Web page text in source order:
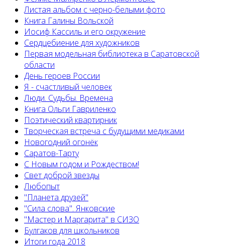
Листая альбом с черно-белыми фото
Книга Галины Вольской
Иосиф Кассиль и его окружение
Сердцебиение для художников
Первая модельная библиотека в Саратовской
области
День героев России
Я - счастливый человек
Люди. Судьбы. Времена
Книга Ольги Гавриленко
Поэтический квартирник
Творческая встреча с будущими медиками
Новогодний огонёк
Саратов-Тарту
С Новым годом и Рождеством!
Свет доброй звезды
Любопыт
"Планета друзей"
"Сила слова". Янковские
"Мастер и Маргарита" в СИЗО
Булгаков для школьников
Итоги года 2018